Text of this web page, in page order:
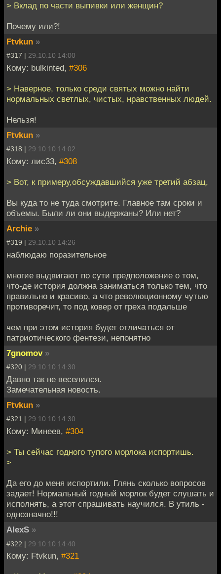
> Вклад по части выпивки или женщин?
Почему или?!
Ftvkun »
#317 | 29.10.10 14:00
Кому: bulkinted, #306
> Наверное, только среди святых можно найти
нормальных светлых, чистых, нравственных людей.
Нельзя!
Ftvkun »
#318 | 29.10.10 14:02
Кому: лис33, #308
> Вот, к примеру,обсуждавшийся уже третий абзац,
Вы куда то не туда смотрите. Главное там сроки и
объемы. Были ли они выдержаны? Или нет?
Archie »
#319 | 29.10.10 14:26
наблюдаю поразительное
многие выдвигают по сути предположение о том,
что-де история должна заниматься только тем, что
правильно и красиво, а что революционному чутью
противоречит, то под ковер от греха подальше
чем при этом история будет отличаться от
патриотического фентези, непонятно
7gnomov »
#320 | 29.10.10 14:30
Давно так не веселился.
Замечательная новость.
Ftvkun »
#321 | 29.10.10 14:30
Кому: Минеев, #304
> Ты сейчас годного тупого морлока испортишь.
>
Да его до меня испортили. Глянь сколько вопросов
задает! Нормальный годный морлок будет слушать и
исполнять, а этот спрашивать научился. В утиль -
однозначно!!!
AlexS »
#322 | 29.10.10 14:40
Кому: Ftvkun, #321